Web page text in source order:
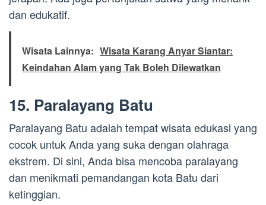
dan edukatif.
Wisata Lainnya: Wisata Karang Anyar Siantar:
Keindahan Alam yang Tak Boleh Dilewatkan
15. Paralayang Batu
Paralayang Batu adalah tempat wisata edukasi yang
cocok untuk Anda yang suka dengan olahraga
ekstrem. Di sini, Anda bisa mencoba paralayang
dan menikmati pemandangan kota Batu dari
ketinggian.